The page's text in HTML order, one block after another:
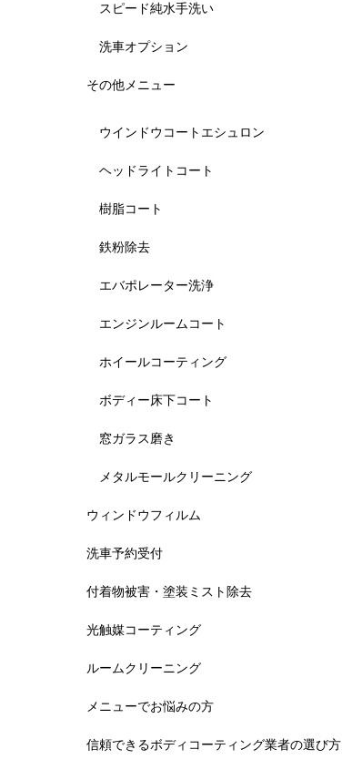
スピード純水手洗い
洗車オプション
その他メニュー
ウインドウコートエシュロン
ヘッドライトコート
樹脂コート
鉄粉除去
エバポレーター洗浄
エンジンルームコート
ホイールコーティング
ボディー床下コート
窓ガラス磨き
メタルモールクリーニング
ウィンドウフィルム
洗車予約受付
付着物被害・塗装ミスト除去
光触媒コーティング
ルームクリーニング
メニューでお悩みの方
信頼できるボディコーティング業者の選び方